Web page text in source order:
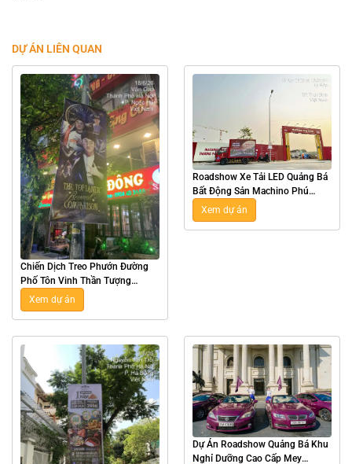
DỰ ÁN LIÊN QUAN
Chiến Dịch Treo Phướn Đường
Phố Tôn Vinh Thần Tượng
Esports Zeus Tại Hà Nội
Xem dự án
Roadshow Xe Tải LED Quảng Bá
Bất Động Sản Machino Phú
Xuân Tại Thái Bình
Xem dự án
Dự Án Roadshow Quảng Bá Khu
Nghỉ Dưỡng Cao Cấp Mey